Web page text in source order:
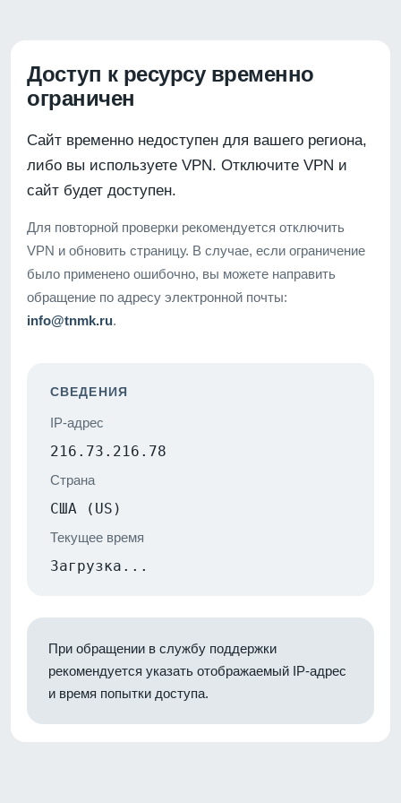
Доступ к ресурсу временно
ограничен
Сайт временно недоступен для вашего региона,
либо вы используете VPN. Отключите VPN и
сайт будет доступен.
Для повторной проверки рекомендуется отключить
VPN и обновить страницу. В случае, если ограничение
было применено ошибочно, вы можете направить
обращение по адресу электронной почты:
info@tnmk.ru.
СВЕДЕНИЯ
IP-адрес
216.73.216.78
Страна
США (US)
Текущее время
Загрузка...
При обращении в службу поддержки
рекомендуется указать отображаемый IP-адрес
и время попытки доступа.